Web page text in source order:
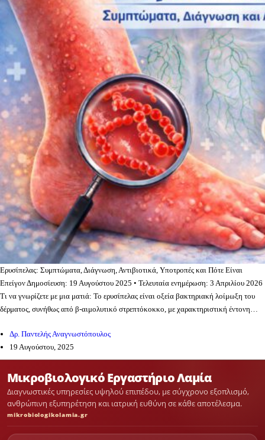
Ερυσίπελας: Συμπτώματα, Διάγνωση, Αντιβιοτικά, Υποτροπές και Πότε Είναι
Επείγον Δημοσίευση: 19 Αυγούστου 2025 • Τελευταία ενημέρωση: 3 Απριλίου 2026
Τι να γνωρίζετε με μια ματιά: Το ερυσίπελας είναι οξεία βακτηριακή λοίμωξη του
δέρματος, συνήθως από β-αιμολυτικό στρεπτόκοκκο, με χαρακτηριστική έντονη…
Δρ. Παντελής Αναγνωστόπουλος
19 Αυγούστου, 2025
Μικροβιολογικό Εργαστήριο Λαμία
Διαγνωστικές υπηρεσίες υψηλού επιπέδου, με σύγχρονο εξοπλισμό,
ανθρώπινη εξυπηρέτηση και ιατρική ευθύνη σε κάθε αποτέλεσμα.
mikrobiologikolamia.gr